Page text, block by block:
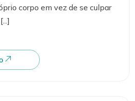
corpo em vez de se culpar